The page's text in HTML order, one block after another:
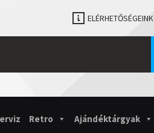
ELÉRHETŐSÉGEINK
Retro Ajándéktárgyak